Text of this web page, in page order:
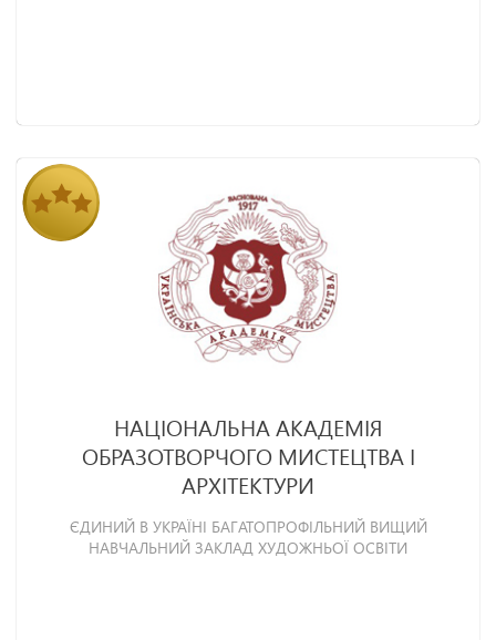
НАЦІОНАЛЬНА АКАДЕМІЯ
ОБРАЗОТВОРЧОГО МИСТЕЦТВА І
АРХІТЕКТУРИ
ЄДИНИЙ В УКРАЇНІ БАГАТОПРОФІЛЬНИЙ ВИЩИЙ
НАВЧАЛЬНИЙ ЗАКЛАД ХУДОЖНЬОЇ ОСВІТИ